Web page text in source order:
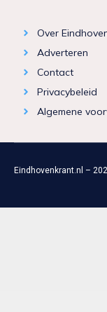
Over
Adverteren
Contact
Privacybeleid
Algemene
Eindhovenkrant.nl –